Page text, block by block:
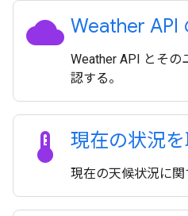
cloud Weather API
Weather API とその
認する。
thermostat 現在の状況
現在の天候状況に関